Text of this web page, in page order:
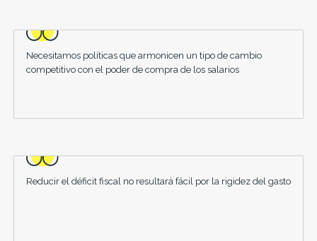
Necesitamos políticas que armonicen un tipo de cambio
competitivo con el poder de compra de los salarios
Reducir el déficit fiscal no resultará fácil por la rigidez del gasto